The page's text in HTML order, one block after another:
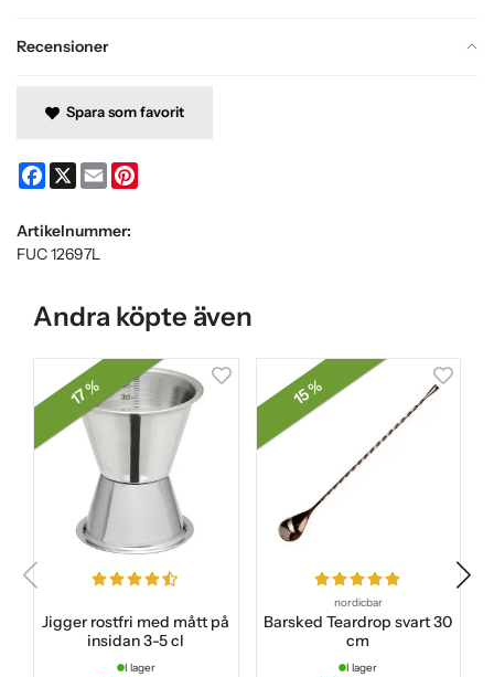
Recensioner
Spara som favorit
Facebook
X Email
Artikelnummer:
FUC 12697L
Andra köpte även
17 %
Jigger rostfri med mått på
insidan 3-5 cl
I lager
15 %
nordicbar
Barsked Teardrop svart 30
cm
I lager